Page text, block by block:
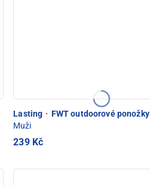
Lasting · FWT outdoorové ponožky
Muži
239 Kč